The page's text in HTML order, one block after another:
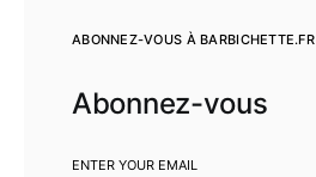
ABONNEZ-VOUS À BARBICHETTE.FR
Abonnez-vous